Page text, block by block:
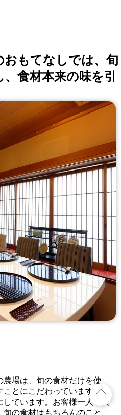
おもてなしでは、旬
食材本来の味を引
場は、旬の食材だけを使
とにこだわっています。季
ています。お客様一人一人
の食材はもちろんのこと、
top